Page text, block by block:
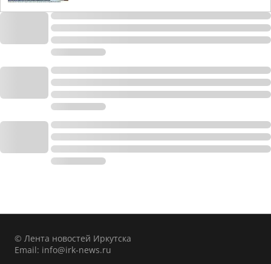
© Лента новостей Иркутска
Email: info@irk-news.ru